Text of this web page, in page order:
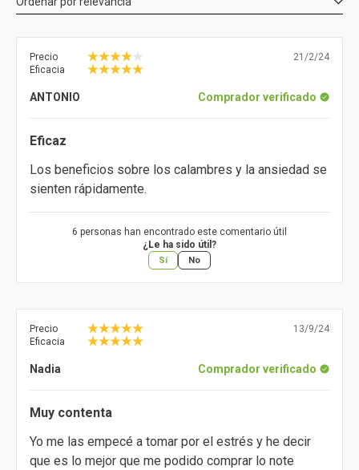
Precio
Eficacia
21/2/24
ANTONIO Comprador verificado
Eficaz
Los beneficios sobre los calambres y la ansiedad se
sienten rápidamente.
6 personas han encontrado este comentario útil
¿Le ha sido útil?
Sí No
Precio
Eficacia
13/9/24
Nadia Comprador verificado
Muy contenta
Yo me las empecé a tomar por el estrés y he decir
que es lo mejor que me podido comprar lo note